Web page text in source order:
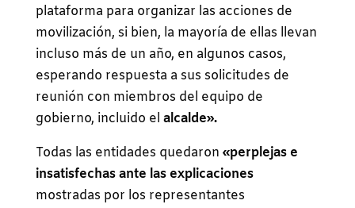
plataforma para organizar las acciones de
movilización, si bien, la mayoría de ellas llevan
incluso más de un año, en algunos casos,
esperando respuesta a sus solicitudes de
reunión con miembros del equipo de
gobierno, incluido el alcalde».
Todas las entidades quedaron «perplejas e
insatisfechas ante las explicaciones
mostradas por los representantes